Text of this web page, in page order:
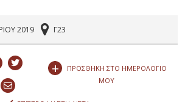
2019 Γ23
+
ΠΡΟΣΘΗΚΗ ΣΤΟ ΗΜΕΡΟΛΟΓΙΟ
ΜΟΥ